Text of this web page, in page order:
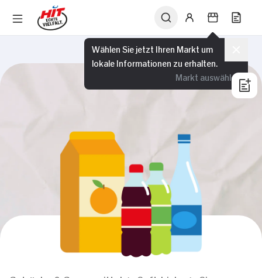
Wählen Sie jetzt Ihren Markt um
lokale Informationen zu erhalten.
Markt auswählen